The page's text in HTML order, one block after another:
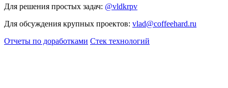
Для решения простых задач: @vldkrpv
Для обсуждения крупных проектов: vlad@coffeehard.ru
Отчеты по доработками Стек технологий